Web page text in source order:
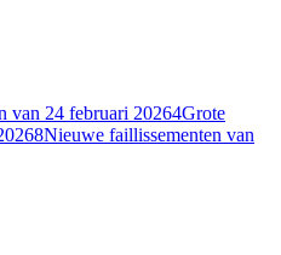
van 24 februari 20264Grote
8Nieuwe faillissementen van